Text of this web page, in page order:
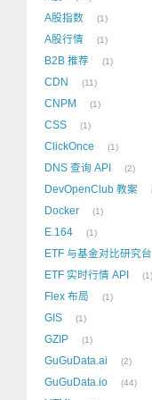
A股指数 1
A股行情 1
B2B 推荐 1
CDN 11
CNPM 1
CSS 1
ClickOnce 1
DNS 查询 API 2
DevOpenClub 教案
Docker 1
E.164 1
ETF 与基金对比研究台
ETF 实时行情 API 1
Flex 布局 1
GIS 1
GZIP 1
GuGuData.ai 2
GuGuData.io 44